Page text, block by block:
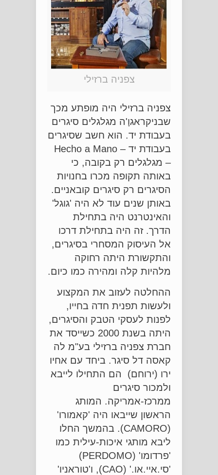
צפניה ברזילי
צפניה ברזילי היה מופתע מכך
שבניקראגוָ'ה מגלגלים סיגרים
בעבודת יד. הוא חשב שסיגרים
בעבודת יד – Hecho a Mano
– מגלגלים רק בקובה, כי
באותה תקופה מכרו בחנויות
הסיגרים רק סיגרים קובאניים.
באותן שנים עוד לא היה 'גוגל'
והאינטרנט היה בתחילת
הדרך. זה היה בתחילת דרכו
אל העיסוק המסחרי בסיגרים,
והתקשורת היתה רחוקה
מלהיות קלה ומהירה כמו כיום.
ההחלטה לעזוב את המקצוע
ולעשות תפנית חדה בחייו,
לפנות לעסקי הטבק והסיגרים,
היתה בשנת 2000 כשייסד את
חברת צפניה ברזילי בע"מ לה
קאסה דל סיגר. ביחד עם אחיו
ירו (ירוחם) הם התחילו לייבא
ולמכור סיגרים
ממרכז-אמריקה. המותג
הראשון שייבאו היה 'קאמורו'
(CAMORO). בהמשך החלו
ליבא מותגי איכות-עילית כמו
'פרדומו' (PERDOMO)
'סי.איי.או.' (CAO), ו'טוראניו'